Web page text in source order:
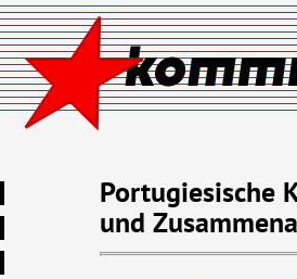
Portugiesische
und